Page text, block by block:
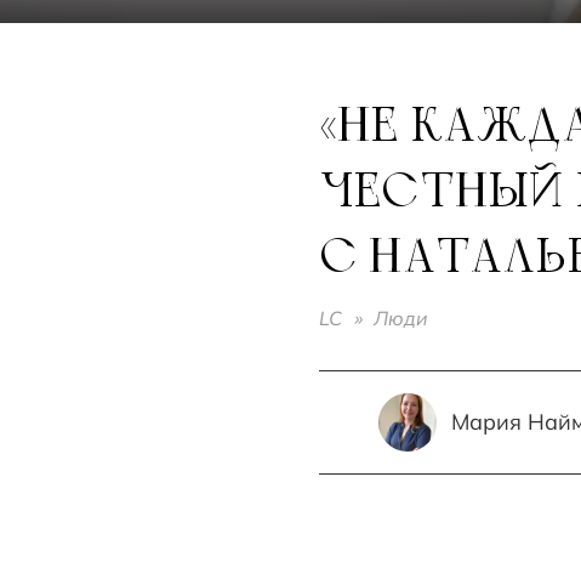
«НЕ КАЖДАЯ СЫПЬ — АЛЛЕРГИЯ»:
ЧЕСТНЫЙ
С
LC » Люди
Мария